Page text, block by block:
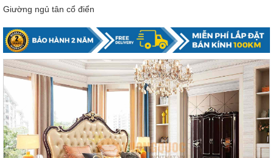
Nội
thất
minh
Nội
Thất
Em
Giường
tầng,
bàn
học, tủ
sách
Giường ngủ tân cổ điển